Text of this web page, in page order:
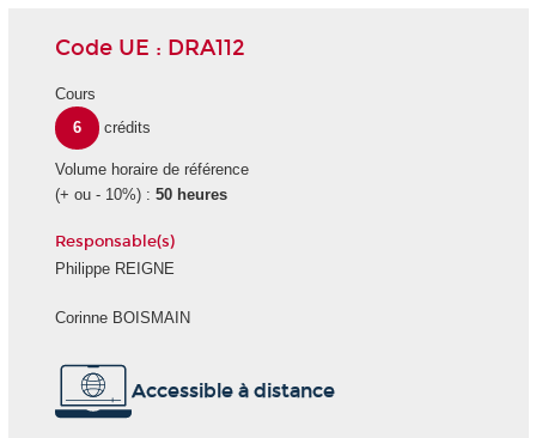
Code UE : DRA112
Cours
6
crédits
Volume horaire de référence
(+ ou - 10%) : 50 heures
Responsable(s)
Philippe REIGNE
Corinne BOISMAIN
Accessible à distance